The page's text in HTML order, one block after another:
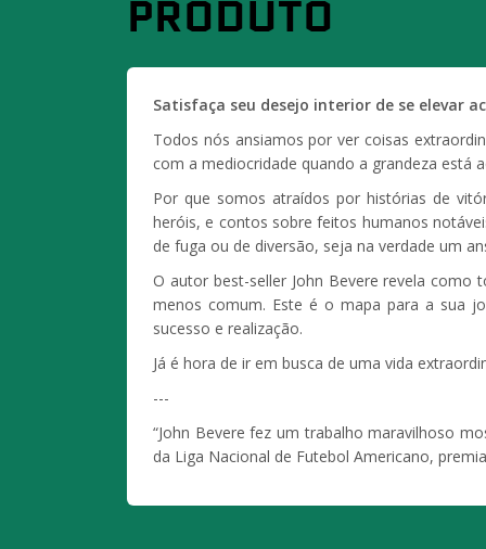
PRODUTO
Satisfaça seu desejo interior de se elevar
Todos nós ansiamos por ver coisas
com a mediocridade quando a grandeza está
Por que somos atraídos por histórias de
heróis, e contos sobre feitos humanos
de fuga ou de diversão, seja na verdade um
O autor best-seller John Bevere revela como
menos comum. Este é o mapa para a sua
sucesso e realização.
Já é hora de ir em busca de uma vida
---
“John Bevere fez um trabalho maravilhoso
da Liga Nacional de Futebol Americano,